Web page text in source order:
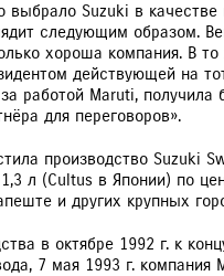
выбрало Suzuki в
следующим образом.
хороша компания.
действующей на
работой Maruti,
для переговоров».
производство Suzuki
л (Cultus в Японии) по
и других крупных
в октябре 1992 г. к
7 мая 1993 г.